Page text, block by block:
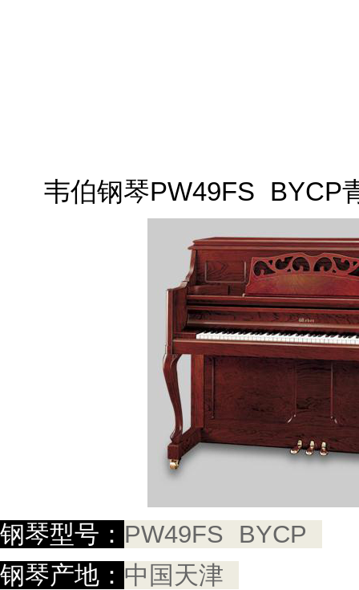
韦伯钢琴PW49FS BYCP
钢琴型号： PW49FS BYCP
钢琴产地： 中国天津